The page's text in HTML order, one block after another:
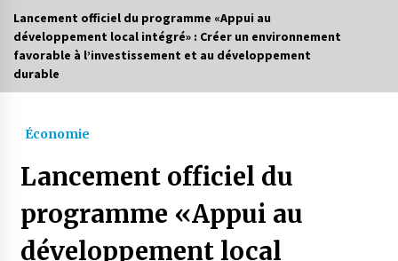
Accidents de la circulation : 11 décès et 243
blessés en 24 heures
Parking de la Promenade des Sablettes : Mis en
service de bornes automatiques
Lancement officiel du programme «Appui au
développement local intégré» : Créer un environnement
favorable à l’investissement et au développement
durable
Économie
Lancement officiel du
programme «Appui au
développement local